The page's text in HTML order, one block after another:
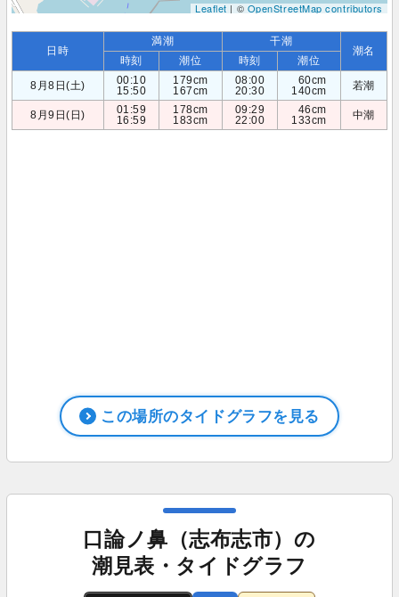
Leaflet| ©OpenStreetMap contributors
日時
満潮 干潮
潮名
時刻 潮位 時刻
潮位
8月8日(土)
00:10
15:50
179cm
167cm
08:00
20:30
60cm
140cm
若潮
8月9日(日)
01:59
16:59
178cm
183cm
09:29
22:00
46cm
133cm
中潮
この場所のタイドグラフを見る
口論ノ鼻（志布志市）の
潮見表・タイドグラフ